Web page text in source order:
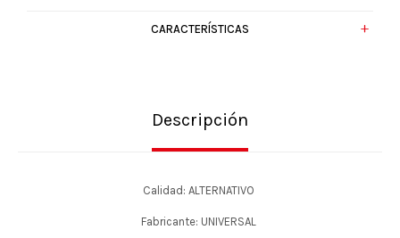
CARACTERÍSTICAS
Descripción
Calidad: ALTERNATIVO
Fabricante: UNIVERSAL